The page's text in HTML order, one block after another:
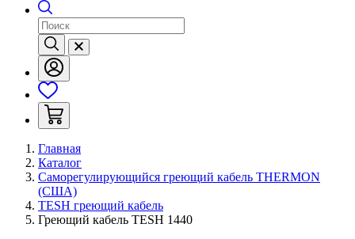
Главная
Каталог
Саморегулирующийся греющий кабель THERMON
(США)
TESH греющий кабель
Греющий кабель TESH 1440